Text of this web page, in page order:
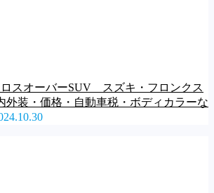
ロスオーバーSUV スズキ・フロンクス
外装・価格・自動車税・ボディカラーな